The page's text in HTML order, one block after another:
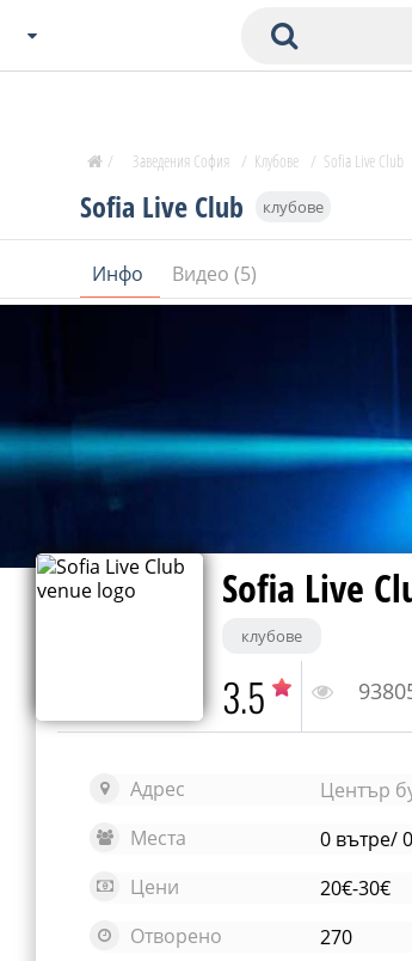
Пловдив
Бургас
Всички останали
Sofia Live Club клубове
Инфо Видео (5)
/ Заведения София / Клубове / Sofia Live Club
Sofia Live
клубове
3.5
Адрес
Център
Места
0 вътре/
Цени
20€-30€
Отворено
270